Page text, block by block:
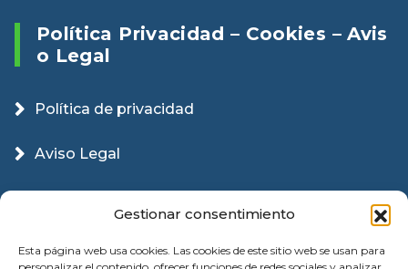
Gestionar consentimiento
Esta página web usa cookies. Las cookies de este sitio web se usan para
Política Privacidad – Cookies – Avis
O Legal
Política de privacidad
Aviso Legal